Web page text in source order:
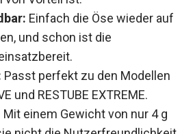
Einfach die Öse wieder
und schon ist die
Passt perfekt zu den
ACTIVE und RESTUBE
Mit einem Gewicht von nur 4 g